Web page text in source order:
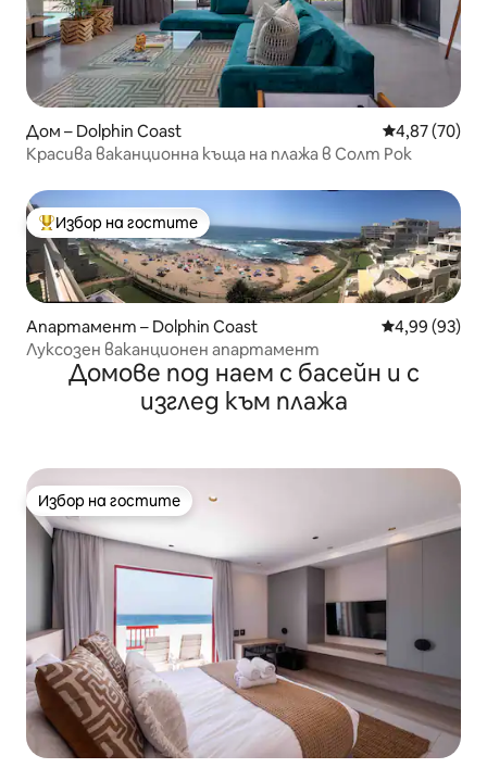
Дом – Dolphin Coast Средна
4,87 (70)
Красива ваканционна къща на плажа в Солт Рок
Най-популярен избор на гостите
Избор на гостите
Апартамент – Dolphin Coast Средна
4,99 (93)
Луксозен ваканционен апартамент
Домове под наем с басейн и с
изглед към плажа
Избор на гостите
Избор на гостите